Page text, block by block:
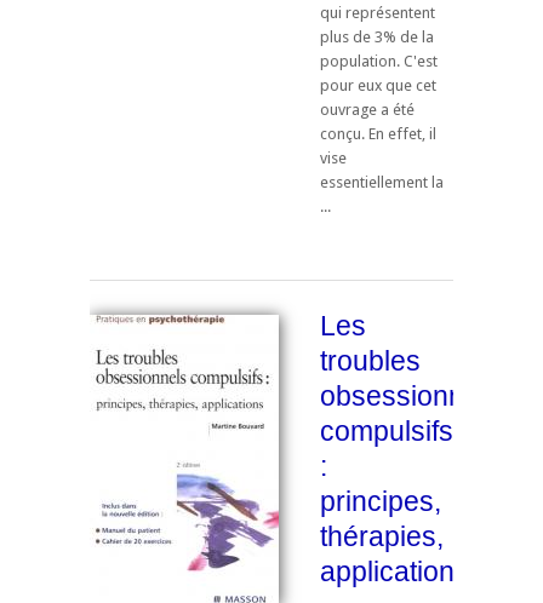
qui représentent
plus de 3% de la
population. C'est
pour eux que cet
ouvrage a été
conçu. En effet, il
vise
essentiellement la
...
Les
troubles
obsessionnels
compulsifs
:
principes,
thérapies,
applications